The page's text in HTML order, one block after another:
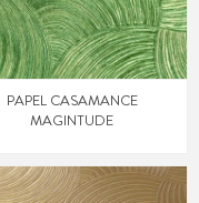
PAPEL CASAMANCE
MAGINTUDE